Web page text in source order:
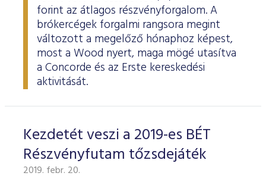
forint az átlagos részvényforgalom. A
brókercégek forgalmi rangsora megint
változott a megelőző hónaphoz képest,
most a Wood nyert, maga mögé utasítva
a Concorde és az Erste kereskedési
aktivitását.
Kezdetét veszi a 2019-es BÉT
Részvényfutam tőzsdejáték
2019. febr. 20.